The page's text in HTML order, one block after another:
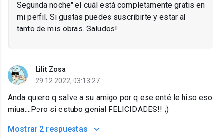
Segunda noche" el cuál está completamente gratis en
mi perfil. Si gustas puedes suscribirte y estar al
tanto de mis obras. Saludos!
Lilit Zosa
29.12.2022, 03:13:27
Anda quiero q salve a su amigo por q ese enté le hiso eso
miua....Pero si estubo genial FELICIDADES!! ;)
Mostrar 2 respuestas